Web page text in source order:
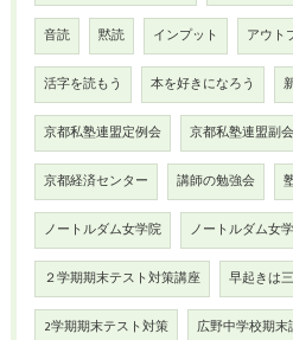
音読 黙読 インプット アウト
活字を読もう 本を好きになろう
京都私塾連盟定例会 京都私塾連盟副
京都経済センター 講師の勉強会
ノートルダム女学院 ノートルダム女
２学期期末テスト対策講座 早起きは
2学期期末テスト対策 広野中学校期末